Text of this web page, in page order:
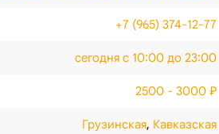
+7 (965) 374-12-77
сегодня с 10:00 до 23:00
2500 - 3000 ₽
Грузинская, Кавказская